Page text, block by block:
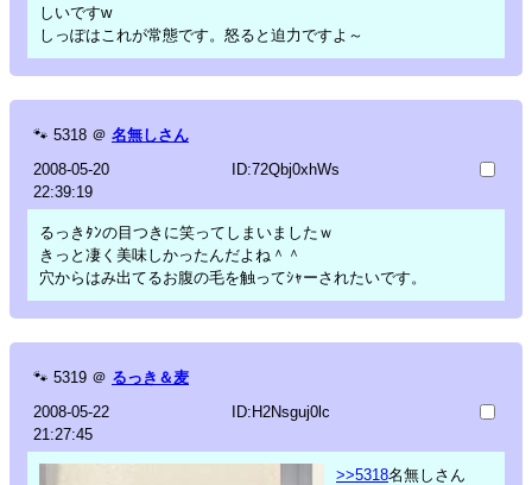
しいですw
しっぽはこれが常態です。怒ると迫力ですよ～
🐾 5318 ＠ 名無しさん
2008-05-20
22:39:19
ID:72Qbj0xhWs
るっきﾀﾝの目つきに笑ってしまいましたｗ
きっと凄く美味しかったんだよね＾＾
穴からはみ出てるお腹の毛を触ってｼｬーされたいです。
🐾 5319 ＠ るっき＆麦
2008-05-22
21:27:45
ID:H2Nsguj0lc
>>5318名無しさん